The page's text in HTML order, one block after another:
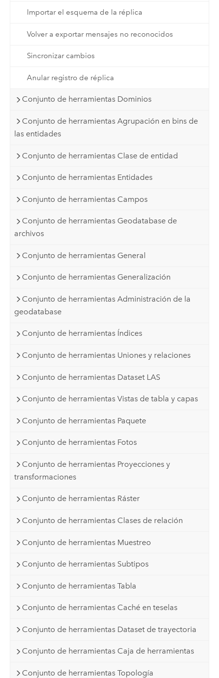
Importar el esquema de la réplica
Volver a exportar mensajes no reconocidos
Sincronizar cambios
Anular registro de réplica
Conjunto de herramientas Dominios
Conjunto de herramientas Agrupación en bins de
las entidades
Conjunto de herramientas Clase de entidad
Conjunto de herramientas Entidades
Conjunto de herramientas Campos
Conjunto de herramientas Geodatabase de
archivos
Conjunto de herramientas General
Conjunto de herramientas Generalización
Conjunto de herramientas Administración de la
geodatabase
Conjunto de herramientas Índices
Conjunto de herramientas Uniones y relaciones
Conjunto de herramientas Dataset LAS
Conjunto de herramientas Vistas de tabla y capas
Conjunto de herramientas Paquete
Conjunto de herramientas Fotos
Conjunto de herramientas Proyecciones y
transformaciones
Conjunto de herramientas Ráster
Conjunto de herramientas Clases de relación
Conjunto de herramientas Muestreo
Conjunto de herramientas Subtipos
Conjunto de herramientas Tabla
Conjunto de herramientas Caché en teselas
Conjunto de herramientas Dataset de trayectoria
Conjunto de herramientas Caja de herramientas
Conjunto de herramientas Topología